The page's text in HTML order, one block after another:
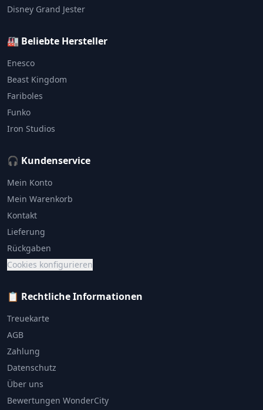
Disney Grand Jester
🏭 Beliebte Hersteller
Enesco
Beast Kingdom
Fariboles
Funko
Iron Studios
🎧 Kundenservice
Mein Konto
Mein Warenkorb
Kontakt
Lieferung
Rückgaben
Cookies konfigurieren
📋 Rechtliche Informationen
Treuekarte
AGB
Zahlung
Datenschutz
Über uns
Bewertungen WonderCity